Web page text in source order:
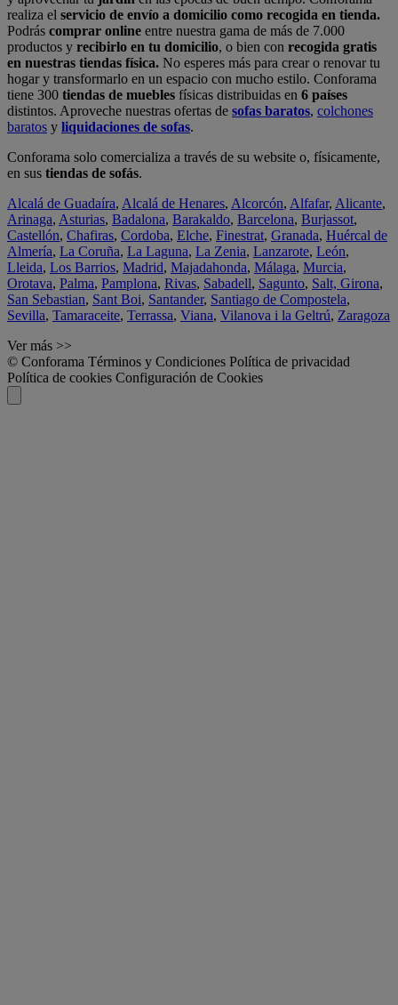
realiza el servicio de envío a domicilio como recogida en tienda.
Podrás comprar online entre nuestra gama de más de 7.000
productos y recibirlo en tu domicilio, o bien con recogida gratis
en nuestras tiendas física. No esperes más para crear o renovar tu
hogar y transformarlo en un espacio con mucho estilo. Conforama
tiene 300 tiendas de muebles físicas distribuidas en 6 países
distintos. Aproveche nuestras ofertas de sofas baratos, colchones
baratos y liquidaciones de sofas.
Conforama solo comercializa a través de su website o, físicamente,
en sus tiendas de sofás.
Alcalá de Guadaíra, Alcalá de Henares, Alcorcón, Alfafar, Alicante,
Arinaga, Asturias, Badalona, Barakaldo, Barcelona, Burjassot,
Castellón, Chafiras, Cordoba, Elche, Finestrat, Granada, Huércal de
Almería, La Coruña, La Laguna, La Zenia, Lanzarote, León,
Lleida, Los Barrios, Madrid, Majadahonda, Málaga, Murcia,
Orotava, Palma, Pamplona, Rivas, Sabadell, Sagunto, Salt, Girona,
San Sebastian, Sant Boi, Santander, Santiago de Compostela,
Sevilla, Tamaraceite, Terrassa, Viana, Vilanova i la Geltrú, Zaragoza
Ver más >>
© Conforama Términos y Condiciones Política de privacidad
Política de cookies Configuración de Cookies